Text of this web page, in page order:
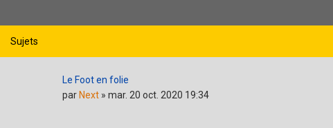
Sujets
Le Foot en folie
par Next » mar. 20 oct. 2020 19:34